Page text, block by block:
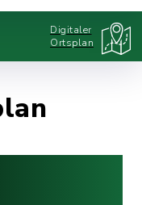
Digitaler
Ortsplan